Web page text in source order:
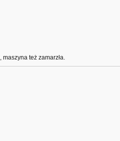
maszyna też zamarzła.